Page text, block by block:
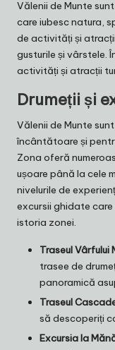
Vălenii de Munte
care iubesc natura,
de activități și
gusturile și vârstele.
activități și atracții
Drumeții și
Vălenii de Munte
încântătoare și
Zona oferă
ușoare până la cele
nivelurile de
excursii ghidate
istoria zonei.
Traseul Vârfului
trasee de
panoramică
Traseul
să descoperiți
Excursia la